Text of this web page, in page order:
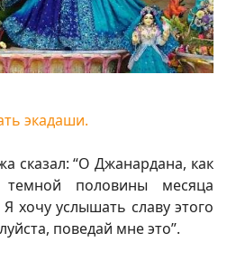
экадаши.
сказал: “О Джанардана, как
темной половины месяца
хочу услышать славу этого
поведай мне это”.